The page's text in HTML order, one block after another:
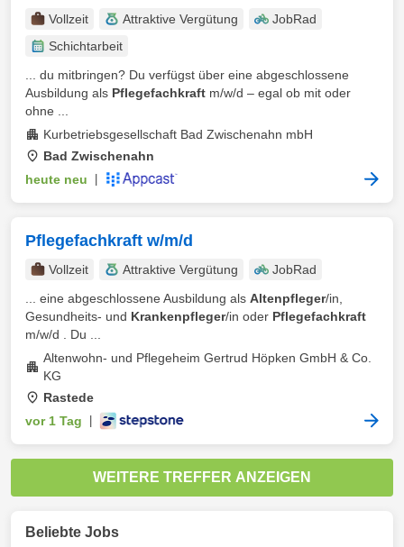
Vollzeit Attraktive Vergütung
JobRad
Schichtarbeit
... du mitbringen? Du verfügst über eine abgeschlossene
Ausbildung als Pflegefachkraft m/w/d – egal ob mit oder
ohne ...
Kurbetriebsgesellschaft Bad Zwischenahn mbH
Bad Zwischenahn
heute neu
Pflegefachkraft w/m/d
Vollzeit Attraktive Vergütung
JobRad
... eine abgeschlossene Ausbildung als Altenpfleger/in,
Gesundheits- und Krankenpfleger/in oder Pflegefachkraft
m/w/d . Du ...
Altenwohn- und Pflegeheim Gertrud Höpken GmbH & Co.
KG
Rastede
vor 1 Tag
WEITERE TREFFER ANZEIGEN
Beliebte Jobs